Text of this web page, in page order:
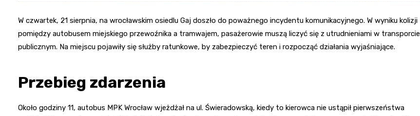
W czwartek, 21 sierpnia, na wrocławskim osiedlu Gaj doszło do poważnego incydentu komunikacyjnego. W wyniku kolizji
pomiędzy autobusem miejskiego przewoźnika a tramwajem, pasażerowie muszą liczyć się z utrudnieniami w transporcie
publicznym. Na miejscu pojawiły się służby ratunkowe, by zabezpieczyć teren i rozpocząć działania wyjaśniające.
Przebieg zdarzenia
Około godziny 11, autobus MPK Wrocław wjeżdżał na ul. Świeradowską, kiedy to kierowca nie ustąpił pierwszeństwa